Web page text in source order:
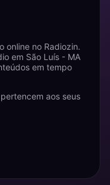
online no Radiozin.
em São Luís - MA
em tempo
aos seus